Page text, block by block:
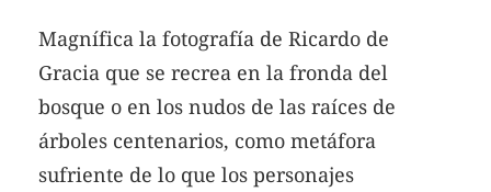
Magnífica la fotografía de Ricardo de
Gracia que se recrea en la fronda del
bosque o en los nudos de las raíces de
árboles centenarios, como metáfora
sufriente de lo que los personajes